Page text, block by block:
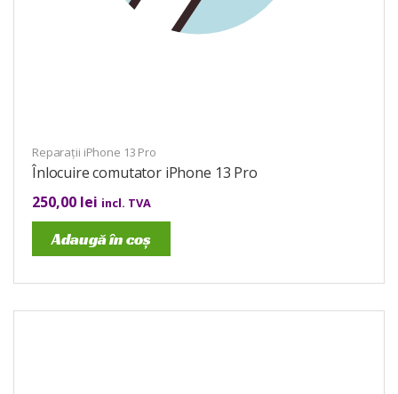
Reparații iPhone 13 Pro
Înlocuire comutator iPhone 13 Pro
250,00 lei incl. TVA
Adaugă în coș